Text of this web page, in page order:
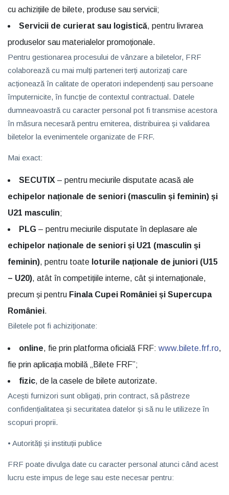
cu achizițiile de bilete, produse sau servicii;
Servicii de curierat sau logistică, pentru livrarea
produselor sau materialelor promoționale.
Pentru gestionarea procesului de vânzare a biletelor, FRF
colaborează cu mai mulți parteneri terți autorizați care
acționează în calitate de operatori independenți sau persoane
împuternicite, în funcție de contextul contractual. Datele
dumneavoastră cu caracter personal pot fi transmise acestora
în măsura necesară pentru emiterea, distribuirea și validarea
biletelor la evenimentele organizate de FRF.
Mai exact:
SECUTIX – pentru meciurile disputate acasă ale
echipelor naționale de seniori (masculin și feminin) și
U21 masculin;
PLG – pentru meciurile disputate în deplasare ale
echipelor naționale de seniori și U21 (masculin și
feminin), pentru toate loturile naționale de juniori (U15
– U20), atât în competițiile interne, cât și internaționale,
precum și pentru Finala Cupei României și Supercupa
României.
Biletele pot fi achiziționate:
online, fie prin platforma oficială FRF: www.bilete.frf.ro,
fie prin aplicația mobilă „Bilete FRF”;
fizic, de la casele de bilete autorizate.
Acești furnizori sunt obligați, prin contract, să păstreze
confidențialitatea și securitatea datelor și să nu le utilizeze în
scopuri proprii.
• Autorități și instituții publice
FRF poate divulga date cu caracter personal atunci când acest
lucru este impus de lege sau este necesar pentru: